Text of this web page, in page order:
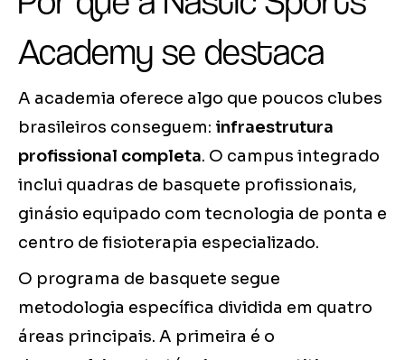
Academy se destaca
A academia oferece algo que poucos clubes
brasileiros conseguem: infraestrutura
profissional completa. O campus integrado
inclui quadras de basquete profissionais,
ginásio equipado com tecnologia de ponta e
centro de fisioterapia especializado.
O programa de basquete segue
metodologia específica dividida em quatro
áreas principais. A primeira é o